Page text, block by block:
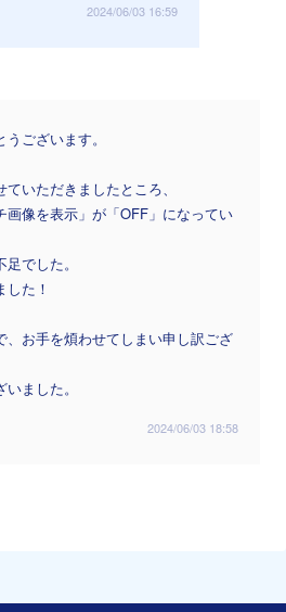
2024/06/03 16:59
ございます。
ていただきましたところ、
画像を表示」が「OFF」になってい
でした。
た！
、お手を煩わせてしまい申し訳ござ
ました。
2024/06/03 18:58